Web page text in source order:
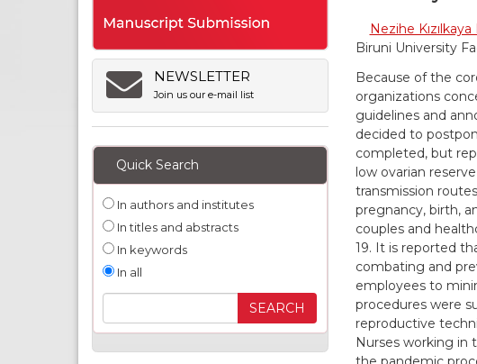
NEWSLETTER
Join us our e-mail list
Quick Search
In authors and institutes
In titles and abstracts
In keywords
In all
Nezihe Kızılkaya
Biruni University
Because of the
organizations
guidelines and
decided to
completed, but
low ovarian
transmission
pregnancy, birth,
couples and
19. It is reported
combating and
employees to
procedures were
reproductive
Nurses working in